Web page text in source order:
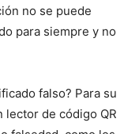
no se puede
para siempre y no
falso? Para su
lector de código QR